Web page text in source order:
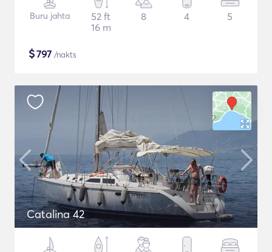
Buru jahta
52 ft
16 m
8 4 5
$797 /nakts
Catalina 42